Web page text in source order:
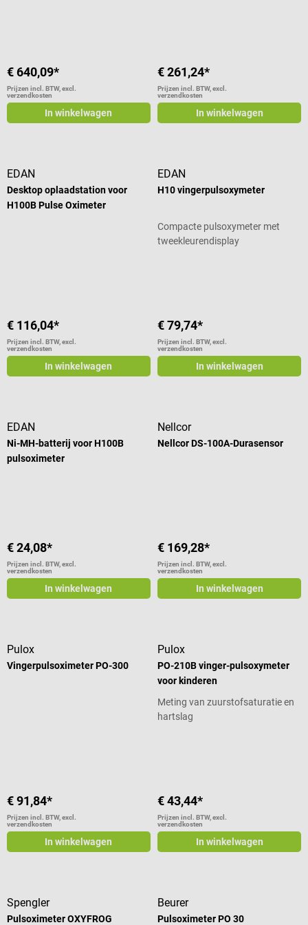
€ 640,09*
Prijzen incl. BTW, excl.
verzendkosten
In winkelwagen
€ 261,24*
Prijzen incl. BTW, excl.
verzendkosten
In winkelwagen
EDAN
Desktop oplaadstation voor
H100B Pulse Oximeter
€ 116,04*
Prijzen incl. BTW, excl.
verzendkosten
In winkelwagen
EDAN
H10 vingerpulsoxymeter
Compacte pulsoxymeter met
tweekleurendisplay
€ 79,74*
Prijzen incl. BTW, excl.
verzendkosten
In winkelwagen
EDAN
Ni-MH-batterij voor H100B
pulsoximeter
€ 24,08*
Prijzen incl. BTW, excl.
verzendkosten
In winkelwagen
Nellcor
Nellcor DS-100A-Durasensor
€ 169,28*
Prijzen incl. BTW, excl.
verzendkosten
In winkelwagen
Pulox
Vingerpulsoximeter PO-300
€ 91,84*
Prijzen incl. BTW, excl.
verzendkosten
In winkelwagen
Pulox
PO-210B vinger-pulsoxymeter
voor kinderen
Meting van zuurstofsaturatie en
hartslag
€ 43,44*
Prijzen incl. BTW, excl.
verzendkosten
In winkelwagen
Spengler
Pulsoximeter OXYFROG
Beurer
Pulsoximeter PO 30